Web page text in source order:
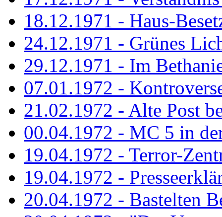
18.12.1971 - Haus-
24.12.1971 - Grünes
29.12.1971 - Im
07.01.1972 -
21.02.1972 - Alte Post
00.04.1972 - MC 5 in
19.04.1972 - Terror-
19.04.1972 -
20.04.1972 - Bastelten